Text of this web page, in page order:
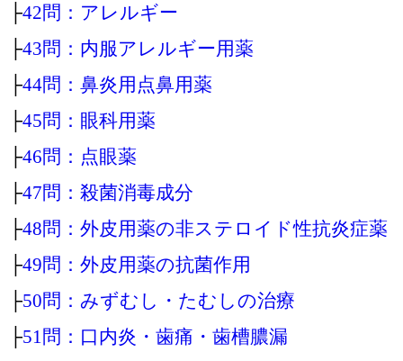
├42問：アレルギー
├43問：内服アレルギー用薬
├44問：鼻炎用点鼻用薬
├45問：眼科用薬
├46問：点眼薬
├47問：殺菌消毒成分
├48問：外皮用薬の非ステロイド性抗炎症薬
├49問：外皮用薬の抗菌作用
├50問：みずむし・たむしの治療
├51問：口内炎・歯痛・歯槽膿漏